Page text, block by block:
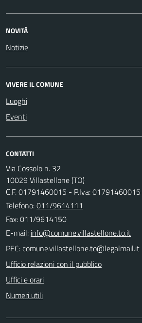
NOVITÀ
Notizie
VIVERE IL COMUNE
Luoghi
Eventi
CONTATTI
Via Cossolo n. 32
10029 Villastellone (TO)
C.F. 01791460015 - P.Iva: 01791460015
Telefono:011/9614111
Fax: 011/9614150
E-mail:
PEC:
Ufficio relazioni con il pubblico
Uffici e orari
Numeri utili